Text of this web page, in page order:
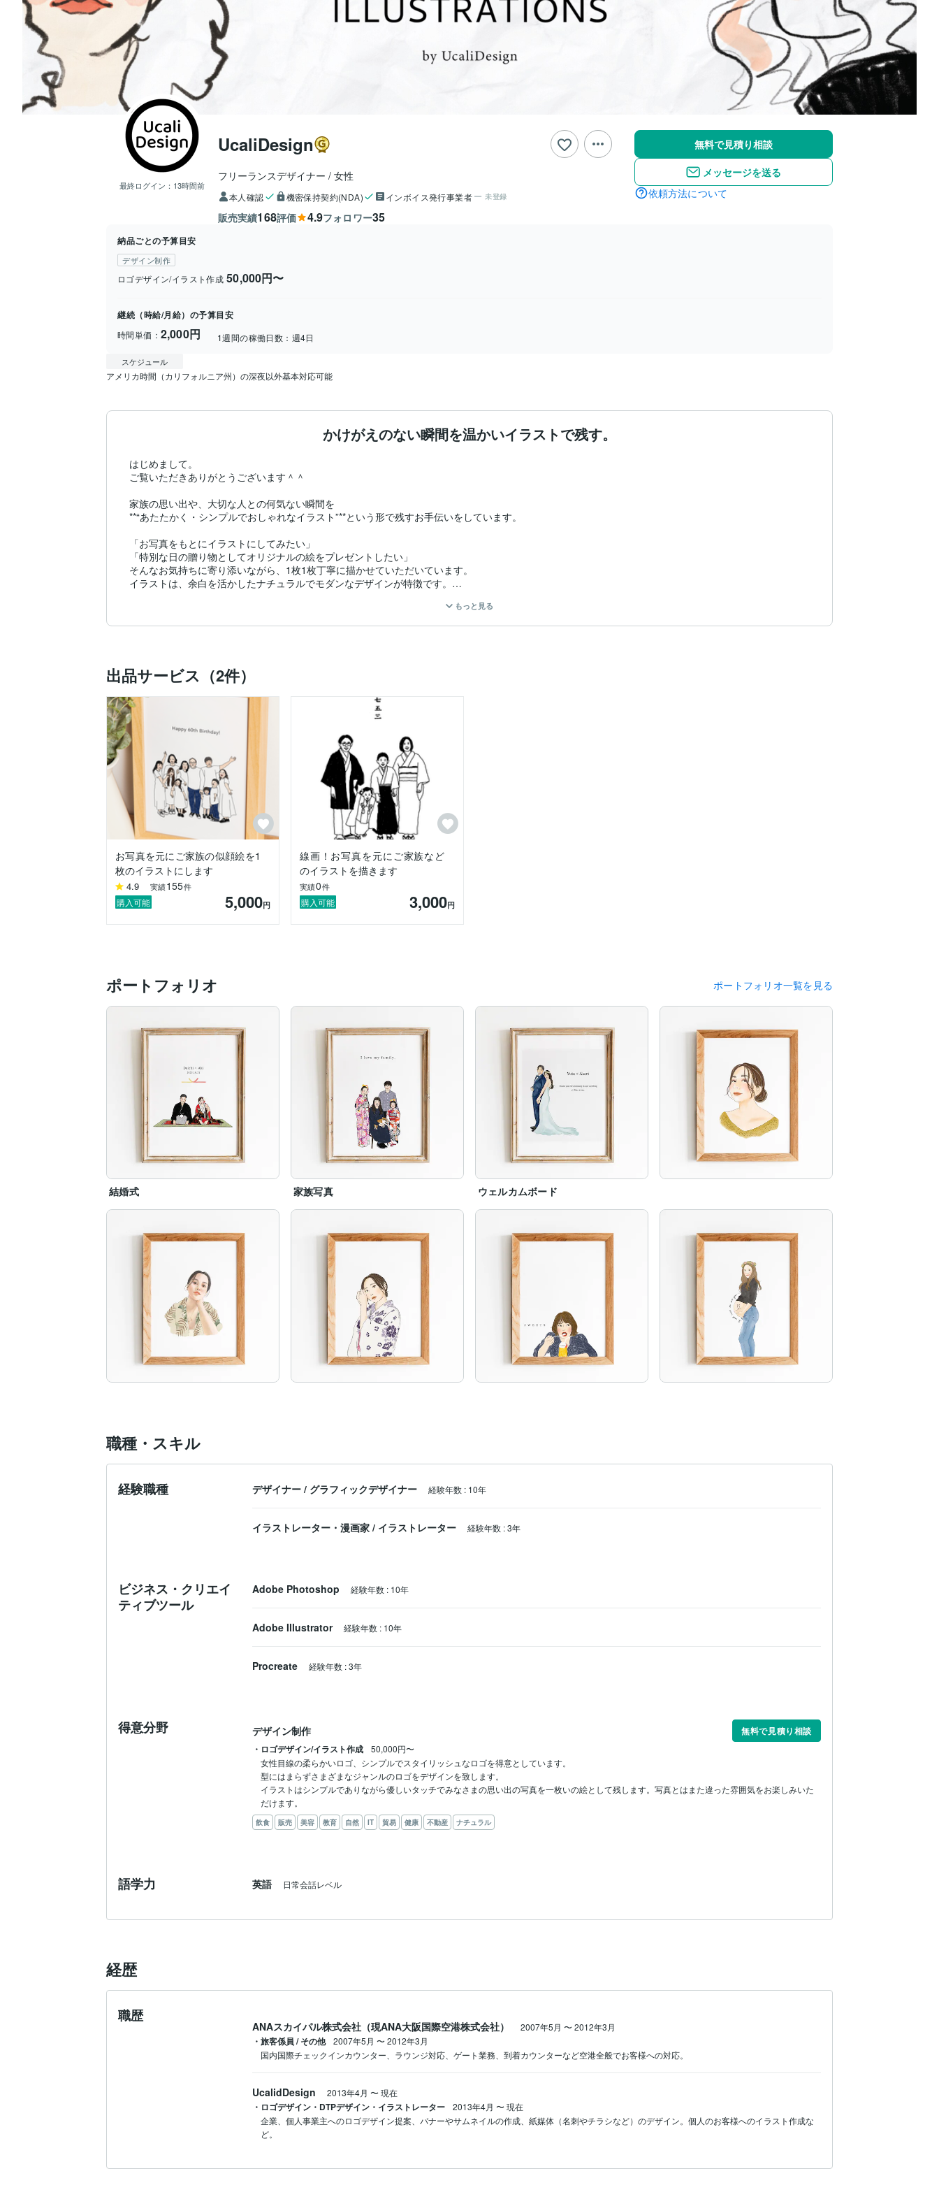
最終ログイン： 13時間前
UcaliDesign
フリーランスデザイナー 女性
本人確認 機密保持契約(NDA) インボイス発行事業者 未登録
販売実績168評価 4.9フォロワー35
無料で見積り相談
メッセージを送る
依頼方法について
納品ごとの予算目安
デザイン制作
ロゴデザイン/イラスト作成 50,000円〜
継続（時給/月給）の予算目安
時間単価： 2,000円 1週間の稼働日数： 週4日
スケジュール
アメリカ時間（カリフォルニア州）の深夜以外基本対応可能
かけがえのない瞬間を温かいイラストで残す。
はじめまして。
ご覧いただきありがとうございます＾＾
家族の思い出や、大切な人との何気ない瞬間を
**“あたたかく・シンプルでおしゃれなイラスト”**という形で残すお手伝いをしています。
「お写真をもとにイラストにしてみたい」
「特別な日の贈り物としてオリジナルの絵をプレゼントしたい」
そんなお気持ちに寄り添いながら、1枚1枚丁寧に描かせていただいています。
イラストは、余白を活かしたナチュラルでモダンなデザインが特徴です。
還暦祝い・お子さまの誕生日・結婚式でのご両親へのプレゼントなど、
どうぞよろしくお願いいたします。
もっと見る
出品サービス（2件）
お写真を元にご家族の似顔絵を1
枚のイラストにします
4.9 実績155件
購入可能 5,000円
線画！お写真を元にご家族など
のイラストを描きます
実績0件
購入可能 3,000円
ポートフォリオ ポートフォリオ一覧を見る
結婚式 家族写真 ウェルカムボード
職種・スキル
経験職種 デザイナー / グラフィックデザイナー 経験年数 : 10年
イラストレーター・漫画家 / イラストレーター 経験年数 :3年
ビジネス・クリエイ
ティブツール
Adobe Photoshop 経験年数 : 10年
Adobe Illustrator 経験年数 : 10年
Procreate 経験年数 :3年
得意分野 デザイン制作
無料で見積り相談
・ロゴデザイン/イラスト作成
50,000円〜
女性目線の柔らかいロゴ、シンプルでスタイリッシュなロゴを得意としています。
型にはまらずさまざまなジャンルのロゴをデザインを致します。
イラストはシンプルでありながら優しいタッチでみなさまの思い出の写真を一枚いの絵として残します。写真とはまた違った雰囲気をお楽しみいた
だけます。
飲食 販売 美容 教育 自然 IT 貿易 健康 不動産 ナチュラル
語学力 英語 日常会話レベル
経歴
職歴
ANAスカイパル株式会社（現ANA大阪国際空港株式会社） 2007年5月 〜2012年3月
・旅客係員 / その他 2007年5月 〜2012年3月
国内国際チェックインカウンター、ラウンジ対応、ゲート業務、到着カウンターなど空港全般でお客様への対応。
UcalidDesign 2013年4月 〜現在
・ロゴデザイン・DTPデザイン・イラストレーター 2013年4月 〜現在
企業、個人事業主へのロゴデザイン提案、バナーやサムネイルの作成、紙媒体（名刺やチラシなど）のデザイン。個人のお客様へのイラスト作成な
ど。